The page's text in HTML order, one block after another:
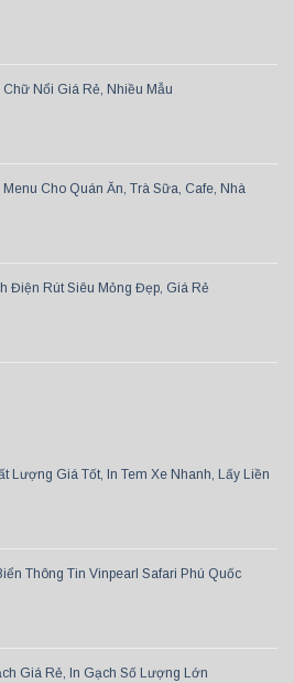
Nổi Giá Rẻ, Nhiều Mẫu
Cho Quán Ăn, Trà Sữa, Cafe, Nhà
Điện Rút Siêu Mỏng Đẹp, Giá Rẻ
Lượng Giá Tốt, In Tem Xe Nhanh, Lấy Liền
Thông Tin Vinpearl Safari Phú Quốc
Giá Rẻ, In Gạch Số Lượng Lớn